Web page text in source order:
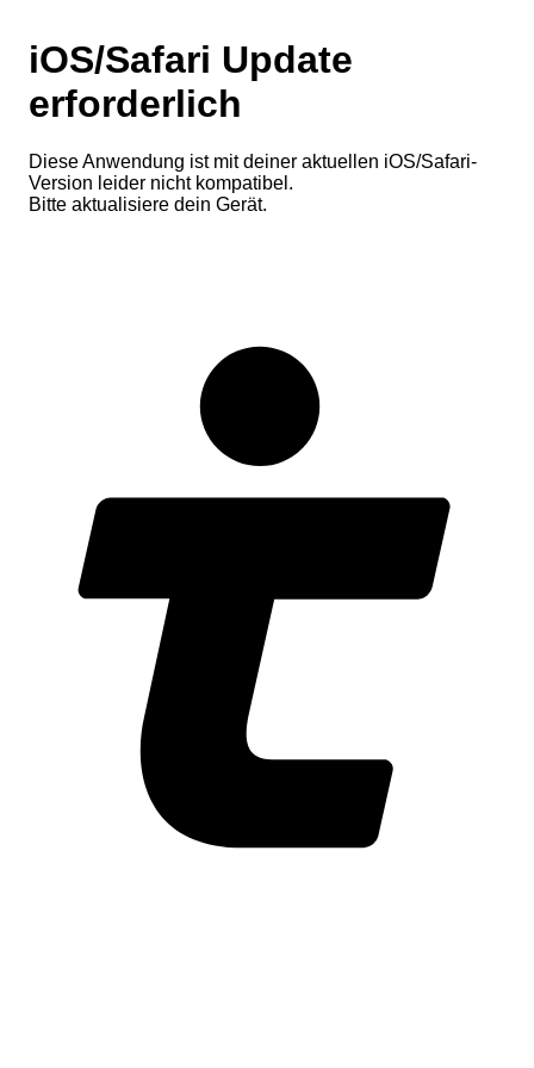
iOS/Safari Update
erforderlich
Diese Anwendung ist mit deiner aktuellen iOS/Safari-
Version leider nicht kompatibel.
Bitte aktualisiere dein Gerät.